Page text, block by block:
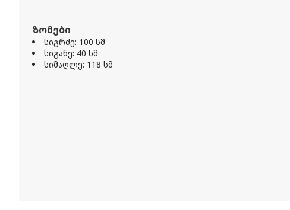
ზომები
სიგრძე: 100 სმ
სიგანე: 40 სმ
სიმაღლე: 118 სმ